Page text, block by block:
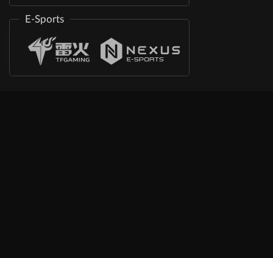
E-Sports